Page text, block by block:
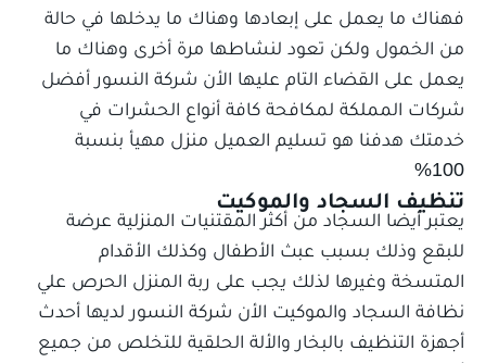
فهناك ما يعمل على إبعادها وهناك ما يدخلها في حالة
من الخمول ولكن تعود لنشاطها مرة أخرى وهناك ما
يعمل على القضاء التام عليها الأن شركة النسور أفضل
شركات المملكة لمكافحة كافة أنواع الحشرات في
خدمتك هدفنا هو تسليم العميل منزل مهيأ بنسبة
100%
تنظيف السجاد والموكيت
يعتبر أيضا السجاد من أكثر المقتنيات المنزلية عرضة
للبقع وذلك بسبب عبث الأطفال وكذلك الأقدام
المتسخة وغيرها لذلك يجب على ربة المنزل الحرص علي
نظافة السجاد والموكيت الأن شركة النسور لديها أحدث
أجهزة التنظيف بالبخار والألة الحلقية للتخلص من جميع